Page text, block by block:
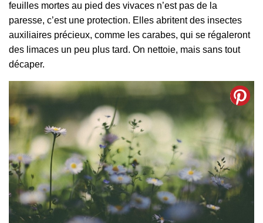
feuilles mortes au pied des vivaces n’est pas de la
paresse, c’est une protection. Elles abritent des insectes
auxiliaires précieux, comme les carabes, qui se régaleront
des limaces un peu plus tard. On nettoie, mais sans tout
décaper.